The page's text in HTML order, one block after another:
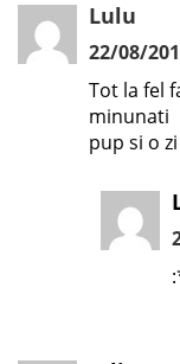
Lulu
22/08/
Tot la fel
minunati
pup si o